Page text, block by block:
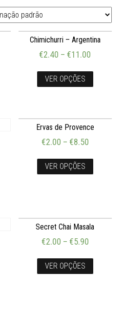
Chimichurri – Argentina
€2.40 –€11.00
VER OPÇÕES
Ervas de Provence
€2.00 – €8.50
VER OPÇÕES
Secret Chai Masala
€2.00 – €5.90
VER OPÇÕES